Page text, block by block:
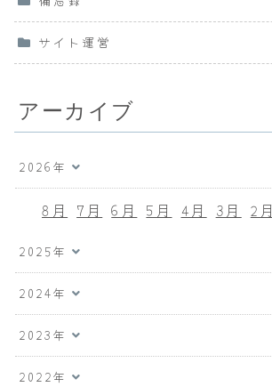
サイト運営
アーカイブ
2026年
8月 7月 6月 5月 4月 3月 2月
2025年
2024年
2023年
2022年